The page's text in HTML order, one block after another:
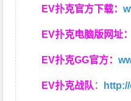
EV扑克官方下载：
EV扑克电脑版网址
EV扑克GG官方：
EV扑克战队 ：